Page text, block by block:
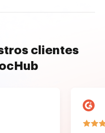
clientes